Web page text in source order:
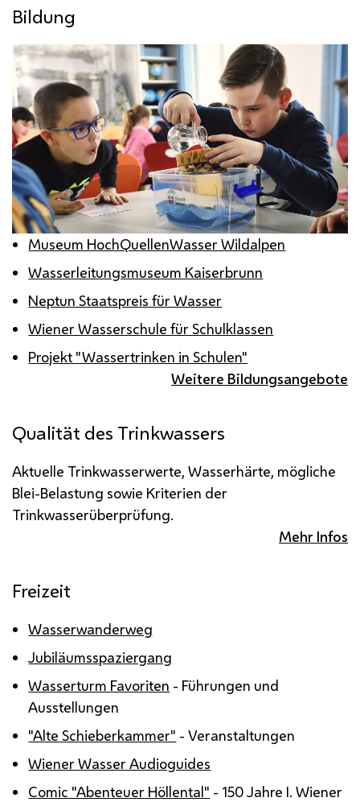
Bildung
Museum HochQuellenWasser Wildalpen
Wasserleitungsmuseum Kaiserbrunn
Neptun Staatspreis für Wasser
Wiener Wasserschule für Schulklassen
Projekt "Wassertrinken in Schulen"
Weitere Bildungsangebote
Qualität des Trinkwassers
Aktuelle Trinkwasserwerte, Wasserhärte, mögliche
Blei-Belastung sowie Kriterien der
Trinkwasserüberprüfung.
Mehr Infos
Freizeit
Wasserwanderweg
Jubiläumsspaziergang
Wasserturm Favoriten - Führungen und
Ausstellungen
"Alte Schieberkammer" - Veranstaltungen
Wiener Wasser Audioguides
Comic "Abenteuer Höllental" - 150 Jahre I. Wiener